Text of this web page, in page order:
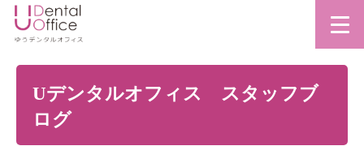
Uデンタルオフィス スタッフブ
ログ